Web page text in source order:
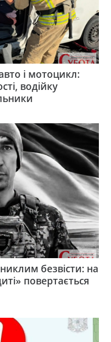
і мотоцикл:
водійку
безвісти: на
повертається